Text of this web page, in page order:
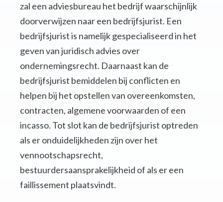
zal een adviesbureau het bedrijf waarschijnlijk
doorverwijzen naar een bedrijfsjurist. Een
bedrijfsjurist is namelijk gespecialiseerd in het
geven van juridisch advies over
ondernemingsrecht. Daarnaast kan de
bedrijfsjurist bemiddelen bij conflicten en
helpen bij het opstellen van overeenkomsten,
contracten, algemene voorwaarden of een
incasso. Tot slot kan de bedrijfsjurist optreden
als er onduidelijkheden zijn over het
vennootschapsrecht,
bestuurdersaansprakelijkheid of als er een
faillissement plaatsvindt.